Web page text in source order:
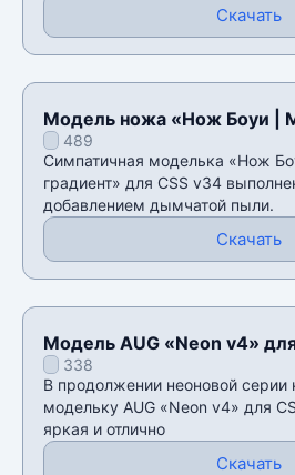
Скачать
Модель ножа «Нож Боуи |
градиент» для CSS v34
489
Симпатичная моделька «Нож
градиент» для CSS v34
добавлением дымчатой пыли.
Скачать
Модель AUG «Neon v4»
338
В продолжении неоновой серии
модельку AUG «Neon v4» для
яркая и отлично
Скачать